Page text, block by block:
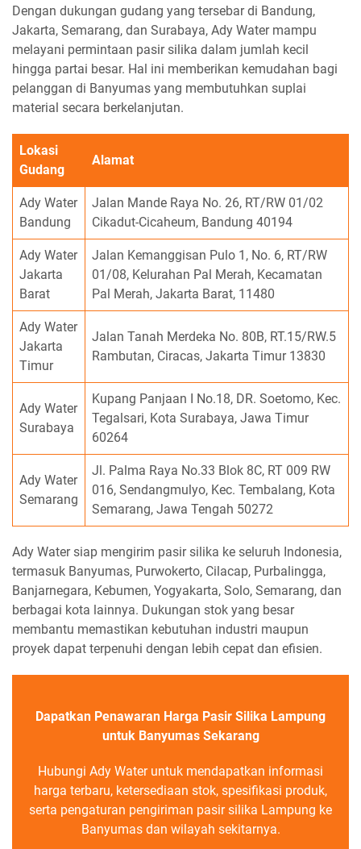
Dengan dukungan gudang yang tersebar di Bandung,
Jakarta, Semarang, dan Surabaya, Ady Water mampu
melayani permintaan pasir silika dalam jumlah kecil
hingga partai besar. Hal ini memberikan kemudahan bagi
pelanggan di Banyumas yang membutuhkan suplai
material secara berkelanjutan.
Lokasi
Gudang
Alamat
Ady Water
Bandung
Jalan Mande Raya No. 26, RT/RW 01/02
Cikadut-Cicaheum, Bandung 40194
Ady Water
Jakarta
Barat
Jalan Kemanggisan Pulo 1, No. 6, RT/RW
01/08, Kelurahan Pal Merah, Kecamatan
Pal Merah, Jakarta Barat, 11480
Ady Water
Jakarta
Timur
Jalan Tanah Merdeka No. 80B, RT.15/RW.5
Rambutan, Ciracas, Jakarta Timur 13830
Ady Water
Surabaya
Kupang Panjaan I No.18, DR. Soetomo, Kec.
Tegalsari, Kota Surabaya, Jawa Timur
60264
Ady Water
Semarang
Jl. Palma Raya No.33 Blok 8C, RT 009 RW
016, Sendangmulyo, Kec. Tembalang, Kota
Semarang, Jawa Tengah 50272
Ady Water siap mengirim pasir silika ke seluruh Indonesia,
termasuk Banyumas, Purwokerto, Cilacap, Purbalingga,
Banjarnegara, Kebumen, Yogyakarta, Solo, Semarang, dan
berbagai kota lainnya. Dukungan stok yang besar
membantu memastikan kebutuhan industri maupun
proyek dapat terpenuhi dengan lebih cepat dan efisien.
Dapatkan Penawaran Harga Pasir Silika Lampung
untuk Banyumas Sekarang
Hubungi Ady Water untuk mendapatkan informasi
harga terbaru, ketersediaan stok, spesifikasi produk,
serta pengaturan pengiriman pasir silika Lampung ke
Banyumas dan wilayah sekitarnya.